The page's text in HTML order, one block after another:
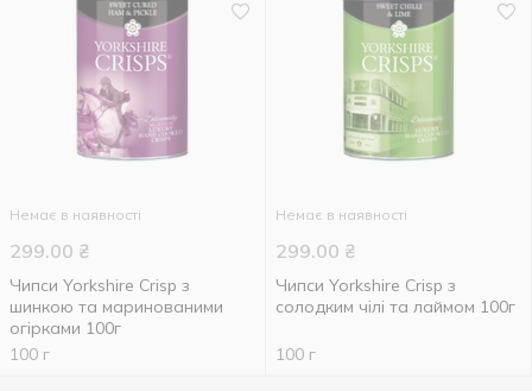
Немає в наявності
299.00 ₴
Чипси Yorkshire Crisp з
шинкою та маринованими
огірками 100г
100 г
Немає в наявності
299.00 ₴
Чипси Yorkshire Crisp з
солодким чілі та лаймом 100г
100 г